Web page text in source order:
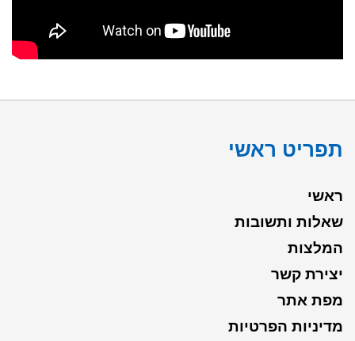
תפריט ראשי
ראשי
שאלות ותשובות
המלצות
יצירת קשר
מפת אתר
מדיניות הפרטיות